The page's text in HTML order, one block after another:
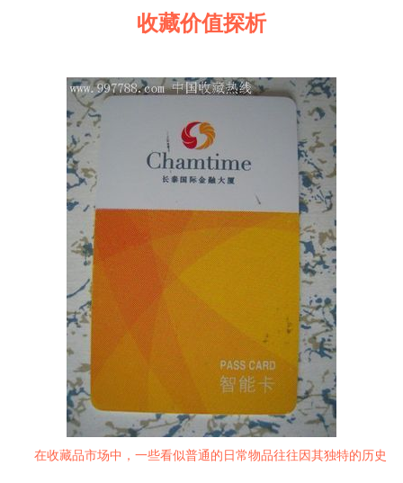
收藏价值探析
在收藏品市场中，一些看似普通的日常物品往往因其独特的历史